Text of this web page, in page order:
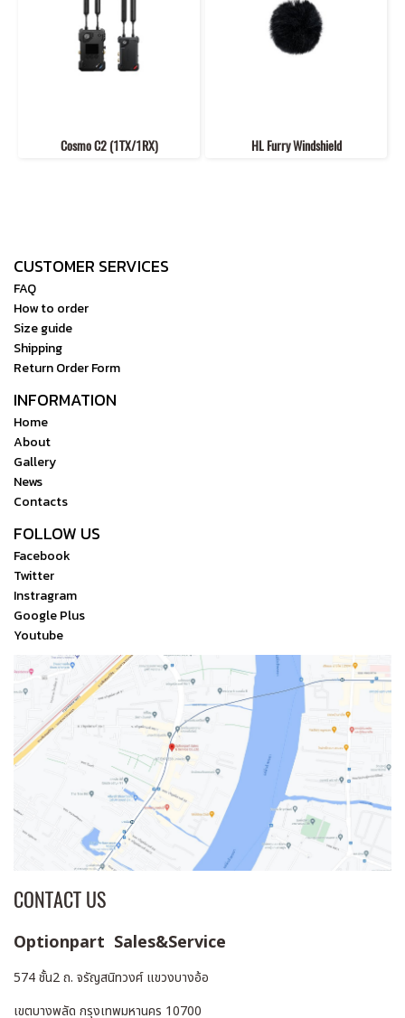
Cosmo C2 (1TX/1RX) HL Furry Windshield
CUSTOMER SERVICES
FAQ
How to order
Size guide
Shipping
Return Order Form
INFORMATION
Home
About
Gallery
News
Contacts
FOLLOW US
Facebook
Twitter
Instragram
Google Plus
Youtube
CONTACT US
Optionpart Sales&Service
574 ชั้น2 ถ. จรัญสนิทวงศ์ แขวงบางอ้อ
เขตบางพลัด กรุงเทพมหานคร 10700